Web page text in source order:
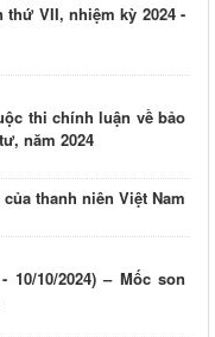
VII, nhiệm kỳ 2024 -
thi chính luận về bảo
năm 2024
thanh niên Việt Nam
10/10/2024) – Mốc son